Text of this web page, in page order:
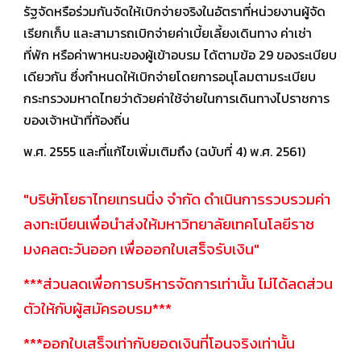
รัฐจัดหรือร่วมกันจัดให้เบิกจ่ายจริงในอัตราที่หน่วยงานผู้จัด
เรียกเก็บ และสามารถเบิกจ่ายค่าเบี้ยเลี้ยงเดินทาง ค่าเช่า
ที่พัก หรือค่าพาหนะของผู้เข้าอบรม ได้ตามข้อ 29 ของระเบียบ
เดียวกัน ซึ่งกำหนดให้เบิกจ่ายโดยการอนุโลมตามระเบียบ
กระทรวงมหาดไทยว่าด้วยค่าใช้จ่ายในการเดินทางไปราชการ
ของเจ้าหน้าที่ท้องถิ่น
พ.ศ. 2555 และที่แก้ไขเพิ่มเติมถึง (ฉบับที่ 4) พ.ศ. 2561)
"บริษัทโยธาไทยเทรนนิ่ง จำกัด ดำเนินการรวบรวมค่า
ลงทะเบียนเพื่อนำส่งให้มหาวิทยาลัยเทคโนโลยีราช
มงคลตะวันออก เพื่อออกใบเสร็จรับเงิน"
***ส่วนลดเพื่อการบริหารจัดการเท่านั้น ไม่ได้ลดส่วน
ตัวให้กับผู้สมัครอบรม***
***ออกใบเสร็จเท่ากับยอดเงินที่โอนจริงเท่านั้น